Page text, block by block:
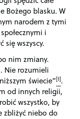
Bożego blasku. W
narodem z tymi
i
się wszyscy.
nim zmiany.
Nie rozumieli
świecie”[1].
od innych religii,
wszystko, by
zbliżyć niebo do